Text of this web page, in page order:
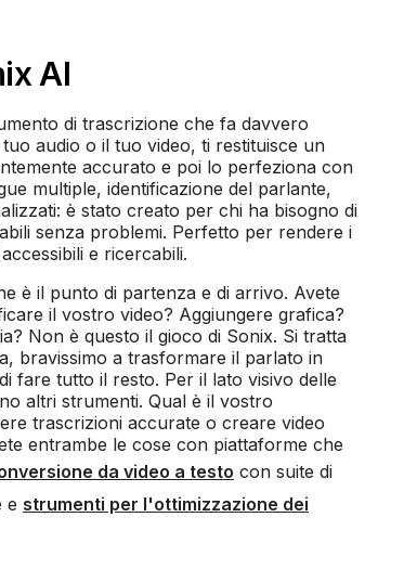
AI
di trascrizione che fa davvero
audio o il tuo video, ti restituisce un
accurato e poi lo perfeziona con
multiple, identificazione del parlante,
è stato creato per chi ha bisogno di
senza problemi. Perfetto per rendere i
e ricercabili.
è il punto di partenza e di arrivo. Avete
il vostro video? Aggiungere grafica?
Non è questo il gioco di Sonix. Si tratta
bravissimo a trasformare il parlato in
fare tutto il resto. Per il lato visivo delle
altri strumenti. Qual è il vostro
trascrizioni accurate o creare video
entrambe le cose con piattaforme che
da video a testo con suite di
e strumenti per l'ottimizzazione dei